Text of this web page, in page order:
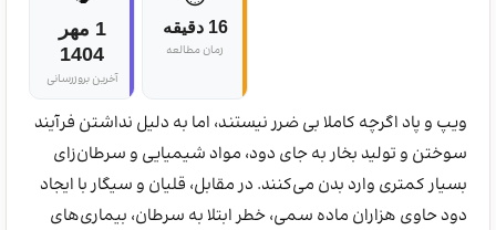
16 دقیقه
زمان مطالعه
1 مهر
1404
آخرین بروزرسانی
ویپ و پاد اگرچه کاملا بی‌ ضرر نیستند، اما به دلیل نداشتن فرآیند
سوختن و تولید بخار به جای دود، مواد شیمیایی و سرطان‌زای
بسیار کمتری وارد بدن می‌کنند. در مقابل، قلیان و سیگار با ایجاد
دود حاوی هزاران ماده سمی، خطر ابتلا به سرطان، بیماری‌های